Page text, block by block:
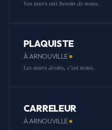
Vos murs ont besoin de nous.
PLAQUISTE
À ARNOUVILLE
Les murs droits, c'est nous.
CARRELEUR
À ARNOUVILLE